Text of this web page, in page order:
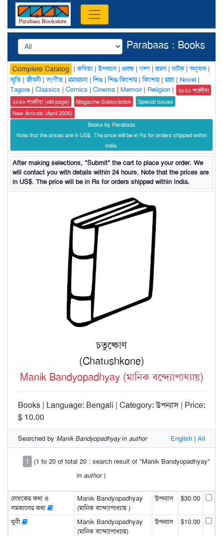
Parabaas : Books
Complete Catalog |কবিতা|উপন্যাস| প্রবন্ধ | গল্প |ভ্রমণ|নাটক |অনুবাদ|
স্মৃতি |জীবনী|সংগীত |রম্যরচনা|শিশু |শিশু/কিশোর|কিশোর|রান্না| Novel |
Tagore | Classics | Comics | Cinema | Memoir| Religion |
২০২৬ শারদীয়া
২০২৬ শারদীয়া (old page)
Magazine Subscription
Special Issues
New Arrivals (April 2026)
Books by Parabaas
Note that the prices are in US$. The price will be in Rs for orders shipped within
India.
After making selections, "Submit" the cart to place your order. We
will contact you with details within 24 hours. Note that the prices are
in US$. The price will be in Rs for orders shipped within India.
চতুষ্কোণ
(Chatushkone)
Manik Bandyopadhyay (মানিক বন্দ্যোপাধ্যায়)
Books | Language: Bengali | Category: উপন্যাস | Price:
$ 10.00
Searched by Manik Bandyopadhyayin author English | All
1
(1 to 20 of total 20 : search result of "Manik Bandyopadhyay"
in author)
লেখকের কথা ও
সমকালের কথা
Manik Bandyopadhyay
(মানিক বন্দ্যোপাধ্যায় )
উপন্যাস $30.00
খুনী
Manik Bandyopadhyay
(মানিক বন্দ্যোপাধ্যায়)
উপন্যাস $10.00